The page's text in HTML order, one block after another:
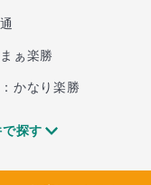
まぁ楽勝
：かなり楽勝
探す